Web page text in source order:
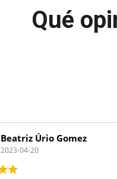
Qué
Beatriz Úrio Gomez
2023-04-20